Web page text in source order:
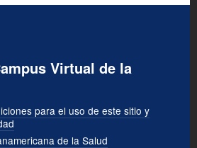
Virtual de la
para el uso de este sitio y
de la Salud